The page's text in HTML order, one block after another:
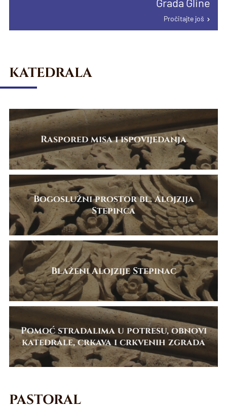
Grada Gline
Pročitajte još
proglašenju papinske manje bazilike u
Karlovcu
Pročitajte još
Pročitajte još
Pročitajte još
KATEDRALA
Raspored misa i ispovijedanja
Bogoslužni prostor bl. Alojzija
Stepinca
Blaženi Alojzije Stepinac
Pomoć stradalima u potresu, obnovi
katedrale, crkava i crkvenih zgrada
PASTORAL